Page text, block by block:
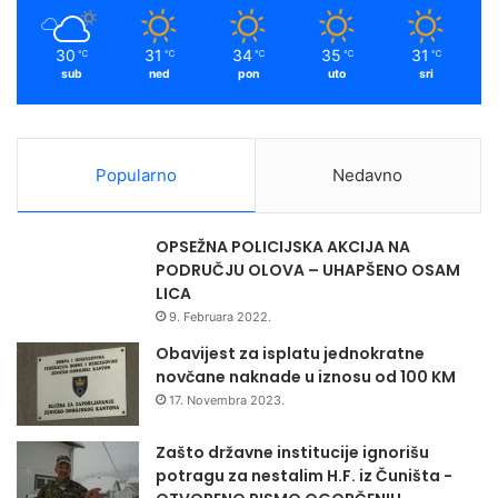
30 ℃
sub
31 ℃
ned
34 ℃
pon
35 ℃
uto
31 ℃
sri
Popularno Nedavno
OPSEŽNA POLICIJSKA AKCIJA NA
PODRUČJU OLOVA – UHAPŠENO OSAM
LICA
9. Februara 2022.
Obavijest za isplatu jednokratne
novčane naknade u iznosu od 100 KM
17. Novembra 2023.
Zašto državne institucije ignorišu
potragu za nestalim H.F. iz Čuništa -